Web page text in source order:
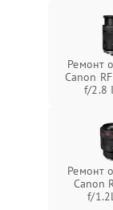
Ремонт
Canon
f/2.8
Ремонт
Canon
f/